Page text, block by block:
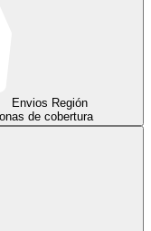
Envios Región
de cobertura